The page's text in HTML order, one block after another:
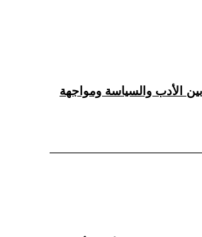
بين الأدب والسياسة ومواجهة